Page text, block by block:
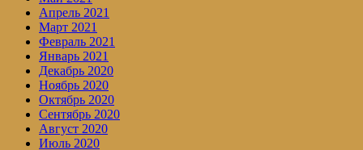
Апрель 2021
Март 2021
Февраль 2021
Январь 2021
Декабрь 2020
Ноябрь 2020
Октябрь 2020
Сентябрь 2020
Август 2020
Июль 2020